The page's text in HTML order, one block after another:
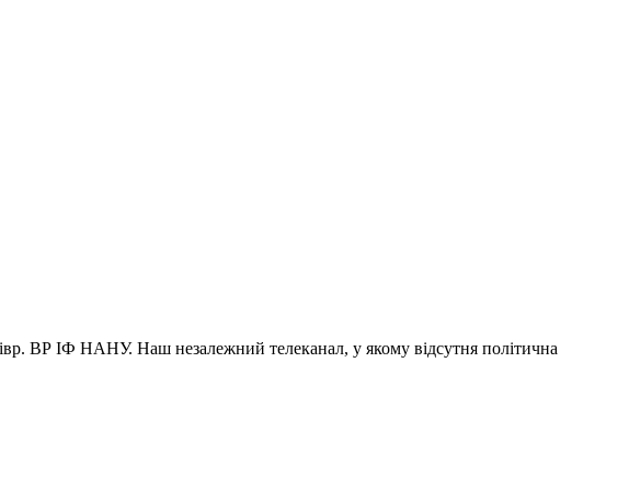
ВР ІФ НАНУ. Наш незалежний телеканал, у якому відсутня політична